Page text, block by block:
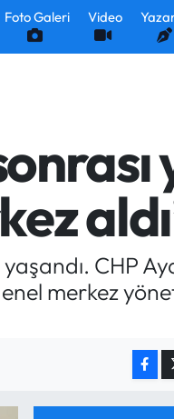
Foto Galeri Video
CHP
merkez